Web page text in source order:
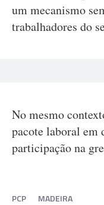
um mecanismo
trabalhadores do
No mesmo
pacote laboral em
participação na
PCP MADEIRA